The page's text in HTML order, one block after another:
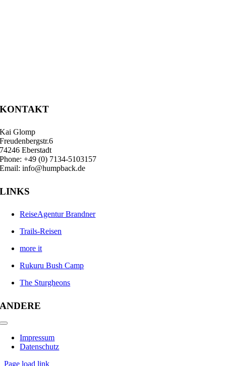
KONTAKT
Kai Glomp
Freudenbergstr.6
74246 Eberstadt
Phone: +49 (0) 7134-5103157
Email: info@humpback.de
LINKS
ReiseAgentur Brandner
Trails-Reisen
more it
Rukuru Bush Camp
The Sturgheons
ANDERE
Toggle
NavigationImpressum
Datenschutz
Page load link